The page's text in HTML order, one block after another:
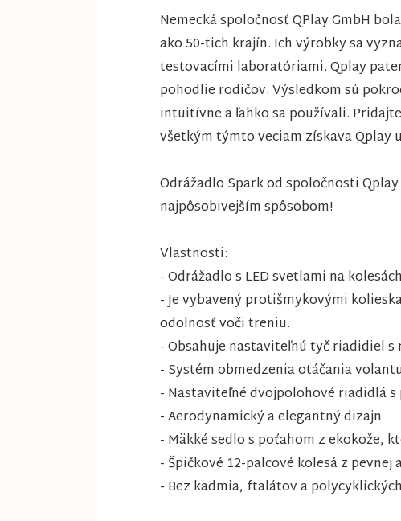
Nemecká spoločnosť QPlay GmbH
ako 50-tich krajín. Ich výrobky sa
testovacími laboratóriami. Qplay
pohodlie rodičov. Výsledkom sú
intuitívne a ľahko sa používali.
všetkým týmto veciam získava Qplay
Odrážadlo Spark od spoločnosti
najpôsobivejším spôsobom!
Vlastnosti:
- Odrážadlo s LED svetlami na
- Je vybavený protišmykovými
odolnosť voči treniu.
- Obsahuje nastaviteľnú tyč riadidiel
- Systém obmedzenia otáčania
- Nastaviteľné dvojpolohové riadidlá
- Aerodynamický a elegantný dizajn
- Mäkké sedlo s poťahom z ekokože,
- Špičkové 12-palcové kolesá z
- Bez kadmia, ftalátov a